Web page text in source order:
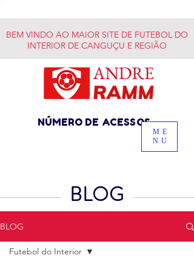
BEM VINDO AO MAIOR SITE DE FUTEBOL DO
INTERIOR DE CANGUÇU E REGIÃO
NÚMERO DE ACESSOS
ME
NU
BLOG
BLOG
Futebol do Interior